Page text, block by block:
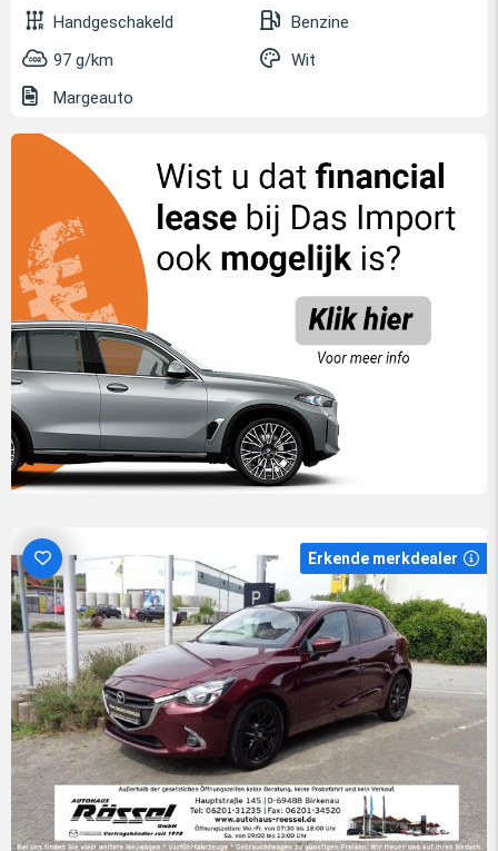
Handgeschakeld
Benzine
97 g/km
Wit
Margeauto
Erkende merkdealer